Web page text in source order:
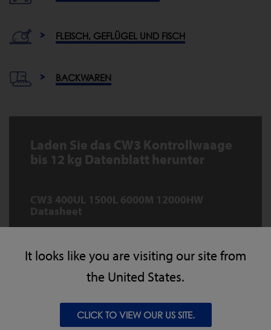
It looks like you are visiting our site from
the United States.
CLICK TO VIEW OUR US SITE.
FLEISCH, GEFLÜGEL UND FISCH
BACKWAREN
Laden Sie das CW3 Kontrollwaage
bis 12 kg Datenblatt herunter
CW3 400UL 1500L 6000M 12000HW
Datasheet